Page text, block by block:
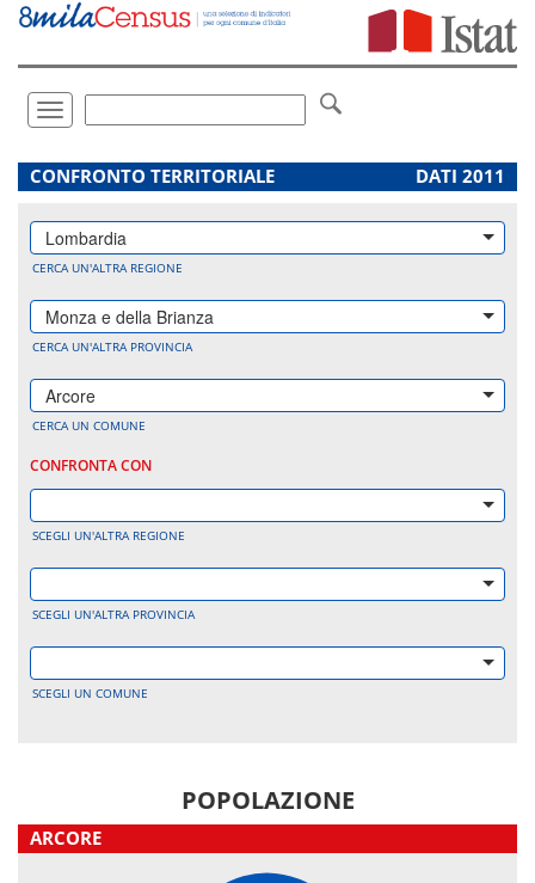
Vai
direttamente
Toggle
navigation
.
CONFRONTO TERRITORIALE DATI 2011
Lombardia
CERCA UN'ALTRA REGIONE
Monza e della Brianza
CERCA UN'ALTRA PROVINCIA
Arcore
CERCA UN COMUNE
CONFRONTA CON
SCEGLI UN'ALTRA REGIONE
SCEGLI UN'ALTRA PROVINCIA
SCEGLI UN COMUNE
POPOLAZIONE
ARCORE